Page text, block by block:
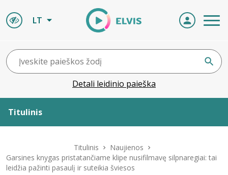
LT
Detali leidinio paieška
Titulinis
Leidiniai
Titulinis
Naujienos
Garsines knygas pristatančiame klipe nusifilmavę silpnaregiai: tai
leidžia pažinti pasaulį ir suteikia šviesos